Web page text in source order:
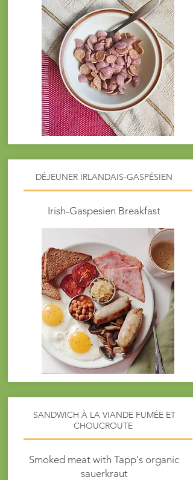
​DÉJEUNER IRLANDAIS-GASPÉSIEN
Irish-Gaspesien Breakfast
SANDWICH À LA VIANDE FUMÉE ET
CHOUCROUTE
Smoked meat with Tapp's organic
sauerkraut